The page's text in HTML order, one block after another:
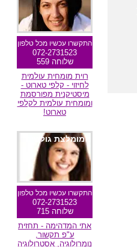
התקשרו עכשיו מכל טלפון
072-2731523
שלוחה 559
רוית מומחית עולמית
לחיזוי - קלפי טארוט -
מיסטיקנית מפורסמת
ומומחית עולמית לקלפי
טארוט!
מומלצת גולשים
התקשרו עכשיו מכל טלפון
072-2731523
שלוחה 715
אתי המדהימה - תחזית
ע"פ תקשור,
נומרולוגיה, אסטרולוגיה